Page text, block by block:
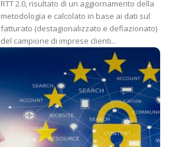
RTT 2.0, risultato di un aggiornamento della
metodologia e calcolato in base ai dati sul
fatturato (destagionalizzato e deflazionato)
del campione di imprese clienti...